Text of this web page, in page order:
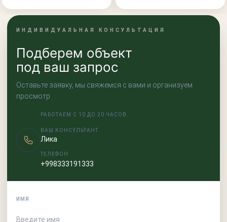
ИНДИВИДУАЛЬНАЯ КОНСУЛЬТАЦИЯ
Подберем объект
под ваш запрос
Оставьте заявку, мы свяжемся с вами и организуем
просмотр.
РАБОТАЕМ С 10 ДО 20 ЧАСОВ.
ВАШ КОНСУЛЬТАНТ
Лика
ТЕЛЕФОН
+998333191333
ИМЯ